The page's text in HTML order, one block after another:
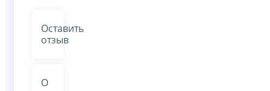
Оставить
отзыв
О